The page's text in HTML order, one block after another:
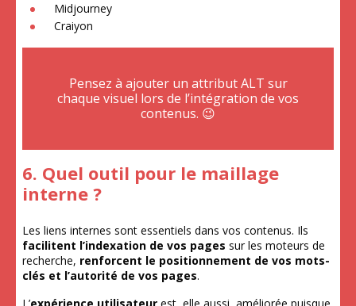
Midjourney
Craiyon
Pensez à ajouter un attribut ALT sur
chaque visuel lors de l’intégration de vos
contenus. 😉
6. Quel outil pour le maillage
interne ?
Les liens internes sont essentiels dans vos contenus. Ils
facilitent l’indexation de vos pages sur les moteurs de
recherche, renforcent le positionnement de vos mots-
clés et l’autorité de vos pages.